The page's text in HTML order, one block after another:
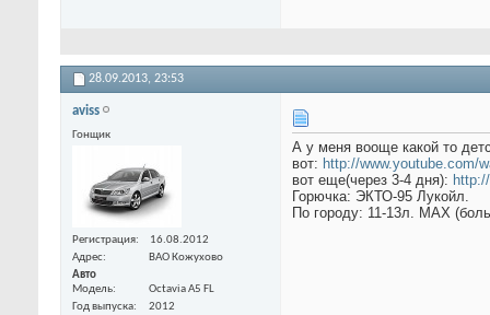
28.09.2013, 23:53
aviss
Гонщик
Регистрация
16.08.2012
Адрес
ВАО Кожухово
Авто
Модель
Octavia A5 FL
Год выпуска
2012
А у меня вооще какой то
вот: http://www.youtube.com/
вот еще(через 3-4 дня):
Горючка: ЭКТО-95 Лукойл.
По городу: 11-13л. MAX